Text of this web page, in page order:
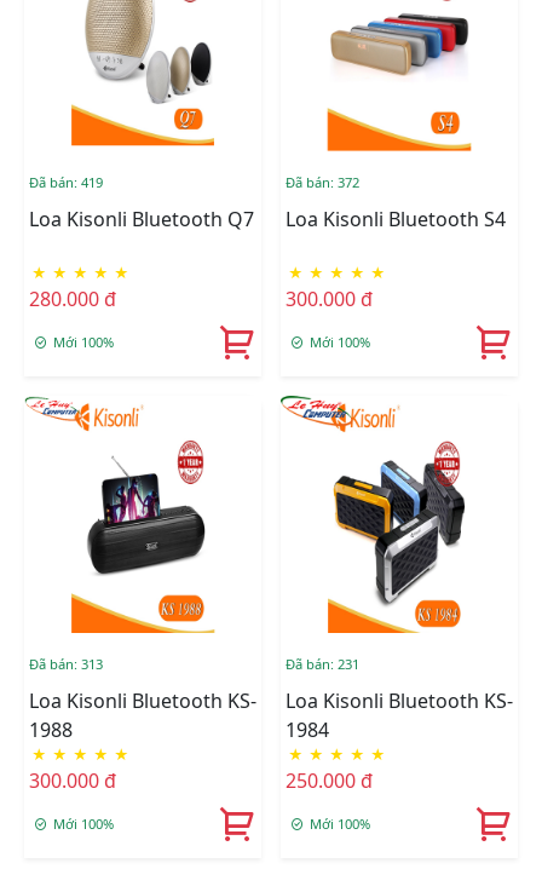
Đã bán: 419
Loa Kisonli Bluetooth Q7
★ ★ ★ ★ ★
280.000 đ
Mới 100%
Đã bán: 372
Loa Kisonli Bluetooth S4
★ ★ ★ ★ ★
300.000 đ
Mới 100%
Đã bán: 313
Loa Kisonli Bluetooth KS-
1988
★ ★ ★ ★ ★
300.000 đ
Mới 100%
Đã bán: 231
Loa Kisonli Bluetooth KS-
1984
★ ★ ★ ★ ★
250.000 đ
Mới 100%